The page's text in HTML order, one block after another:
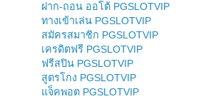
ฝาก-ถอน ออโต้ PGSLOTVIP
ทางเข้าเล่น PGSLOTVIP
สมัครสมาชิก PGSLOTVIP
เครดิตฟรี PGSLOTVIP
ฟรีสปิน PGSLOTVIP
สูตรโกง PGSLOTVIP
แจ็คพอต PGSLOTVIP